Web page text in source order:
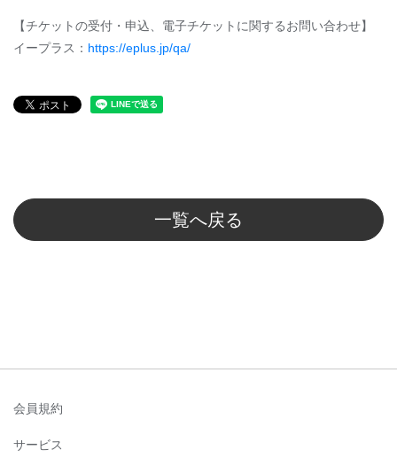
【チケットの受付・申込、電子チケットに関するお問い合わせ】
イープラス： https://eplus.jp/qa/
一覧へ戻る
会員規約
サービス